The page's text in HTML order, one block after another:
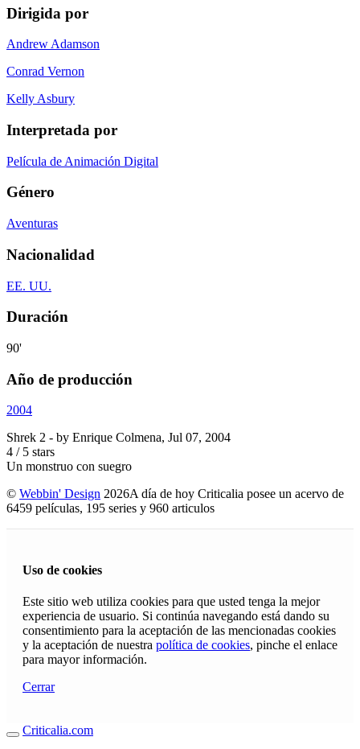
Dirigida por
Andrew Adamson
Conrad Vernon
Kelly Asbury
Interpretada por
Película de Animación Digital
Género
Aventuras
Nacionalidad
EE. UU.
Duración
90'
Año de producción
2004
Shrek 2 - by Enrique Colmena, Jul 07, 2004
4 / 5 stars
Un monstruo con suegro
© Webbin' Design 2026A día de hoy Criticalia posee un acervo de
6459 películas, 195 series y 960 articulos
Uso de cookies
Este sitio web utiliza cookies para que usted tenga la mejor
experiencia de usuario. Si continúa navegando está dando su
consentimiento para la aceptación de las mencionadas cookies
y la aceptación de nuestra política de cookies, pinche el enlace
para mayor información.
Cerrar
Criticalia.com